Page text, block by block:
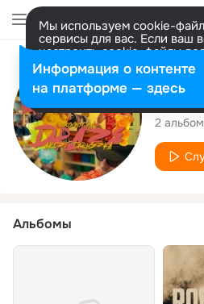
Мы используем cookie-
сервисы для вас. Если ваш
настроить cookie-файлы
представитель. Больше
Разрешить все
2
Альбомы
Информация о контенте
на платформе — здесь